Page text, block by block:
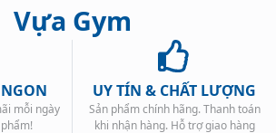
Vựa Gym
mỗi ngày
UY TÍN & CHẤT LƯỢNG
Sản phẩm chính hãng. Thanh toán
khi nhận hàng. Hỗ trợ giao hàng